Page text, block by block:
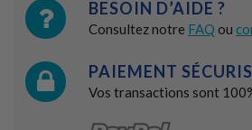
BESOIN D’AIDE ?
Consultez notre FAQ ou
PAIEMENT
Vos transactions sont